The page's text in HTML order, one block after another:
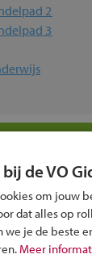
2
3
de VO
om jouw
dat alles op
we je de beste
Meer